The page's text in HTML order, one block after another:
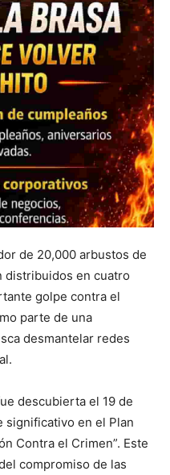
de 20,000 arbustos de
distribuidos en cuatro
golpe contra el
parte de una
desmantelar redes
descubierta el 19 de
significativo en el Plan
Contra el Crimen”. Este
compromiso de las